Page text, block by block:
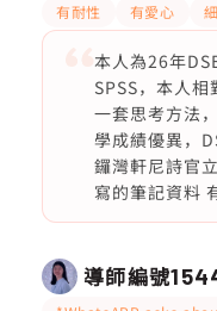
有耐性 有愛心
本人為26年
SPSS，本人
一套思考方法
學成績優異，
鑼灣軒尼詩官
寫的筆記資料
導師編號